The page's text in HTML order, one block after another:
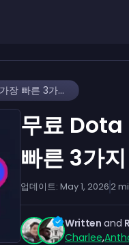
무료 Dota 2 아이템을 얻는 가장 빠른 3가지 방법
무료 Dota
빠른 3가
업데이트: May 1, 20262
Written and
Charlee,